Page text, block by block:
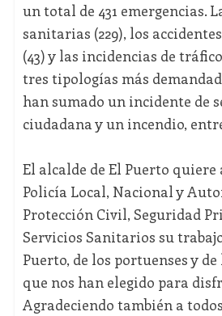
un total de 431 emergencias.
sanitarias (229), los
(43) y las incidencias de
tres tipologías más
han sumado un incidente de
ciudadana y un incendio,
El alcalde de El Puerto quiere
Policía Local, Nacional y
Protección Civil, Seguridad
Servicios Sanitarios su
Puerto, de los portuenses y
que nos han elegido para
Agradeciendo también a